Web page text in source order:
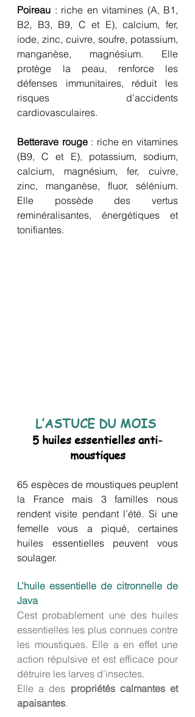
Poireau : riche en vitamines (A, B1,
B2, B3, B9, C et E), calcium, fer,
iode, zinc, cuivre, soufre, potassium,
manganèse, magnésium. Elle
protège la peau, renforce les
défenses immunitaires, réduit les
risques d’accidents
cardiovasculaires.
Betterave rouge : riche en vitamines
(B9, C et E), potassium, sodium,
calcium, magnésium, fer, cuivre,
zinc, manganèse, fluor, sélénium.
Elle possède des vertus
reminéralisantes, énergétiques et
tonifiantes.
L’ASTUCE DU MOIS
5 huiles essentielles anti-
moustiques
65 espèces de moustiques peuplent
la France mais 3 familles nous
rendent visite pendant l’été. Si une
femelle vous a piqué, certaines
huiles essentielles peuvent vous
soulager.
L’huile essentielle de citronnelle de
Java
Cest probablement une des huiles
essentielles les plus connues contre
les moustiques. Elle a en effet une
action répulsive et est efficace pour
détruire les larves d’insectes.
Elle a des propriétés calmantes et
apaisantes.